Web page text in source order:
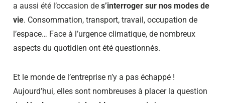
a aussi été l’occasion de s’interroger sur nos modes de
vie. Consommation, transport, travail, occupation de
l’espace… Face à l’urgence climatique, de nombreux
aspects du quotidien ont été questionnés.
Et le monde de l’entreprise n’y a pas échappé !
Aujourd’hui, elles sont nombreuses à placer la question